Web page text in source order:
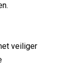
veiliger